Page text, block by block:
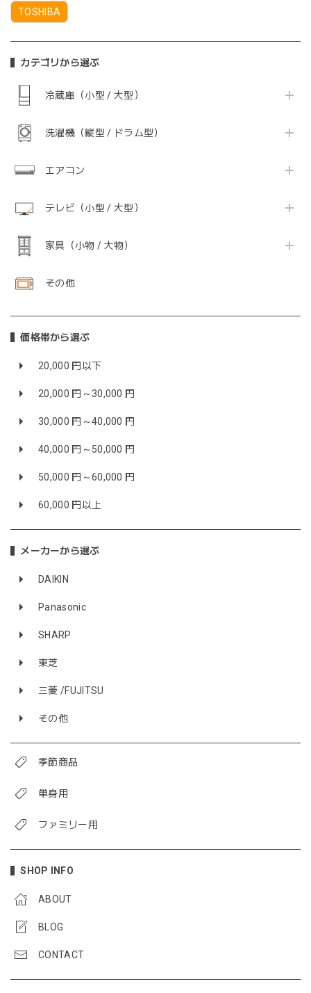
TOSHIBA
カテゴリから選ぶ
冷蔵庫（小型 / 大型）
洗濯機（縦型 / ドラム型）
エアコン
テレビ（小型 / 大型）
家具（小物 / 大物）
その他
価格帯から選ぶ
20,000 円以下
20,000 円～30,000 円
30,000 円～40,000 円
40,000 円～50,000 円
50,000 円～60,000 円
60,000 円以上
メーカーから選ぶ
DAIKIN
Panasonic
SHARP
東芝
三菱 /FUJITSU
その他
季節商品
単身用
ファミリー用
SHOP INFO
ABOUT
BLOG
CONTACT